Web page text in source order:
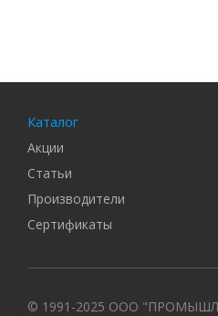
Каталог
Акции
Статьи
Производители
Сертификаты
© 1991-2025 ООО